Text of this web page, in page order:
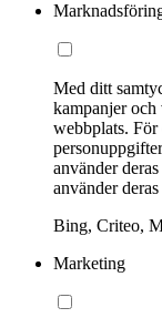
Med ditt
kampanjer
webbplats. För
använder
använder
Bing, Criteo,
Marketing